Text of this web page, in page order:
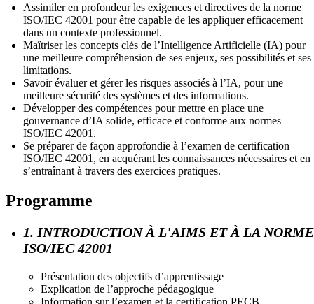
Assimiler en profondeur les exigences et directives de la norme
ISO/IEC 42001 pour être capable de les appliquer efficacement
dans un contexte professionnel.
Maîtriser les concepts clés de l’Intelligence Artificielle (IA) pour
une meilleure compréhension de ses enjeux, ses possibilités et ses
limitations.
Savoir évaluer et gérer les risques associés à l’IA, pour une
meilleure sécurité des systèmes et des informations.
Développer des compétences pour mettre en place une
gouvernance d’IA solide, efficace et conforme aux normes
ISO/IEC 42001.
Se préparer de façon approfondie à l’examen de certification
ISO/IEC 42001, en acquérant les connaissances nécessaires et en
s’entraînant à travers des exercices pratiques.
Programme
1. INTRODUCTION À L'AIMS ET À LA NORME
ISO/IEC 42001
Présentation des objectifs d’apprentissage
Explication de l’approche pédagogique
Information sur l’examen et la certification PECB